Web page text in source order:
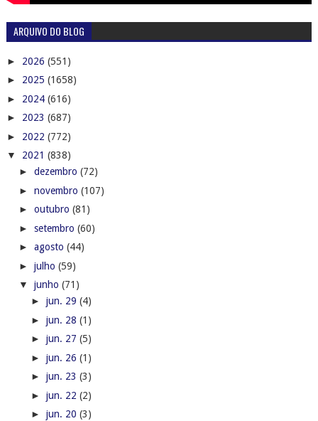
ARQUIVO DO BLOG
► 2026 (551)
► 2025 (1658)
► 2024 (616)
► 2023 (687)
► 2022 (772)
▼ 2021 (838)
► dezembro (72)
► novembro (107)
► outubro (81)
► setembro (60)
► agosto (44)
► julho (59)
▼ junho (71)
► jun. 29 (4)
► jun. 28 (1)
► jun. 27 (5)
► jun. 26 (1)
► jun. 23 (3)
► jun. 22 (2)
► jun. 20 (3)